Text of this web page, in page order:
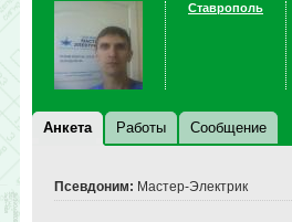
Ставрополь
Анкета Работы Сообщение
Псевдоним: Мастер-Электрик